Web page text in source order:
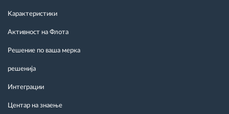
Kарактеристики
Активност на Флота
Решение по ваша мерка
решенија
Интеграции
Центар на знаење